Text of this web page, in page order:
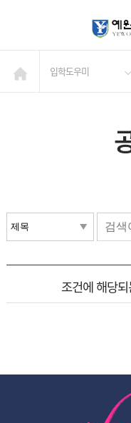
입학도우미
조건에 해당